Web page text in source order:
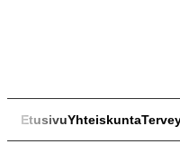
EtusivuYhteiskunta